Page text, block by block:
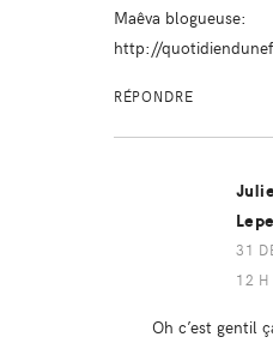
Maêva blogueuse:
http://
RÉPONDRE
Julie
31
12
Oh c’est gentil